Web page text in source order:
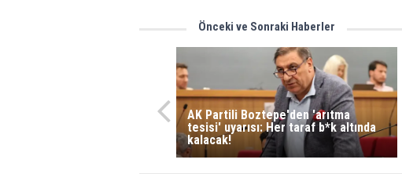
Önceki ve Sonraki Haberler
AK Partili Boztepe'den 'arıtma
tesisi' uyarısı: Her taraf b*k altında
kalacak!